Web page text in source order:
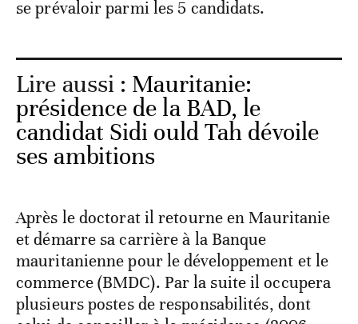
se prévaloir parmi les 5 candidats.
Lire aussi : Mauritanie:
présidence de la BAD, le
candidat Sidi ould Tah dévoile
ses ambitions
Après le doctorat il retourne en Mauritanie
et démarre sa carrière à la Banque
mauritanienne pour le développement et le
commerce (BMDC). Par la suite il occupera
plusieurs postes de responsabilités, dont